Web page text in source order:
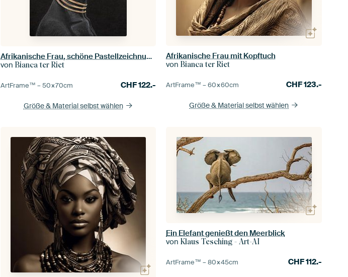
Afrikanische Frau, schöne Pastellzeichnung in Schwarz, Weiß und Gold
vonBianca ter Riet
ArtFrame™ –50×70cm CHF122.-
Größe & Material selbst wählen
Afrikanische Frau mit Kopftuch
vonBianca ter Riet
ArtFrame™ –60×60cm CHF123.-
Größe & Material selbst wählen
Ein Elefant genießt den Meerblick
vonKlaus Tesching - Art-AI
ArtFrame™ –80×45cm CHF112.-